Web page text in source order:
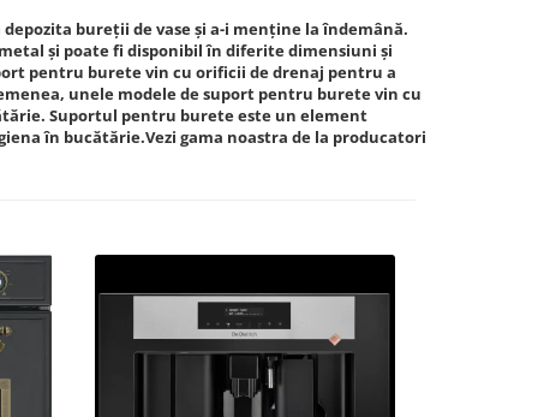
bureții de vase și a-i menține la îndemână.
și poate fi disponibil în diferite dimensiuni și
pentru burete vin cu orificii de drenaj pentru a
unele modele de suport pentru burete vin cu
Suportul pentru burete este un element
în bucătărie.Vezi gama noastra de la producatori